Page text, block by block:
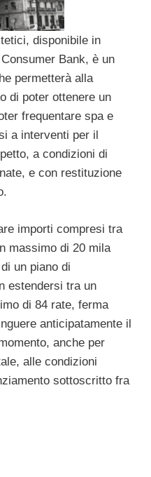
disponibile in
Bank, è un
permetterà alla
di poter ottenere un
frequentare spa e
a interventi per il
a condizioni di
e con restituzione
importi compresi tra
massimo di 20 mila
un piano di
estendersi tra un
di 84 rate, ferma
anticipatamente il
anche per
alle condizioni
sottoscritto fra